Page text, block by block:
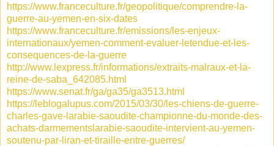
https://www.franceculture.fr/geopolitique/comprendre-la-
guerre-au-yemen-en-six-dates
https://www.franceculture.fr/emissions/les-enjeux-
internationaux/yemen-comment-evaluer-letendue-et-les-
consequences-de-la-guerre
http://www.lexpress.fr/informations/extraits-malraux-et-la-
reine-de-saba_642085.html
https://www.senat.fr/ga/ga35/ga3513.html
https://leblogalupus.com/2015/03/30/les-chiens-de-guerre-
charles-gave-larabie-saoudite-championne-du-monde-des-
achats-darmementslarabie-saoudite-intervient-au-yemen-
soutenu-par-liran-et-tiraille-entre-guerres/